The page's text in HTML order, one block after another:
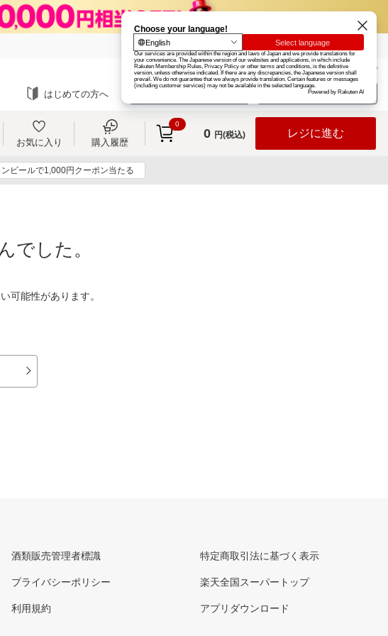
楽天グループ カード
お知らせ ヘルプ
はじめての方へ ログイン
お気に入り 購入履歴
0
0 円(税込) レジに進む
ンビールで1,000円クーポン当たる
でした。
可能性があります。
酒類販売管理者標識
プライバシーポリシー
利用規約
特定商取引法に基づく表示
楽天全国スーパートップ
アプリダウンロード